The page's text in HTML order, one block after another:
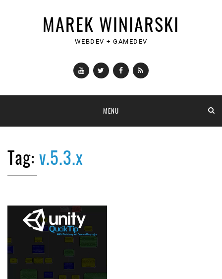
MAREK WINIARSKI
WEBDEV + GAMEDEV
YouTubeTwitterFacebook
RSS
content
MENU
Tag: v.5.3.x